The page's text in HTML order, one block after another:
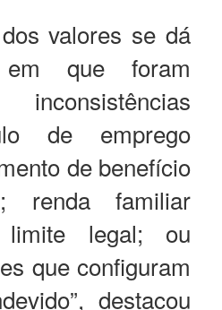
valores se dá
que foram
inconsistências
de emprego
de benefício
renda familiar
legal; ou
que configuram
destacou